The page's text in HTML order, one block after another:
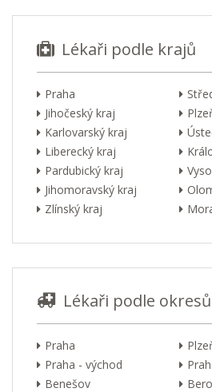
Lékaři podle krajů
Praha
Jihočeský kraj
Karlovarský kraj
Liberecký kraj
Pardubický kraj
Jihomoravský kraj
Zlínský kraj
Lékaři podle okresů
Praha
Praha - východ
Benešov